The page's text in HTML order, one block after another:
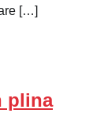
[…]
plina